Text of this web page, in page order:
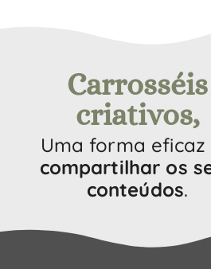
Carrosséis
criativos,
Uma forma eficaz
compartilhar os
conteúdos.